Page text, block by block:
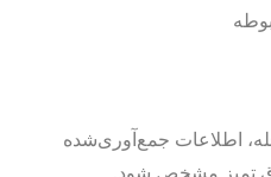
اطلاعات جمع‌آوری‌شده
تمیز مشخص شود.